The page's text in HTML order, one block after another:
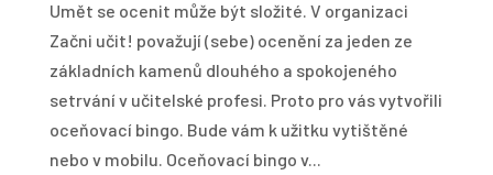
Umět se ocenit může být složité. V organizaci
Začni učit! považují (sebe) ocenění za jeden ze
základních kamenů dlouhého a spokojeného
setrvání v učitelské profesi. Proto pro vás vytvořili
oceňovací bingo. Bude vám k užitku vytištěné
nebo v mobilu. Oceňovací bingo v...